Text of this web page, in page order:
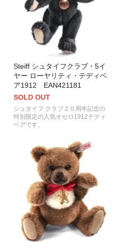
Steiff シュタイフクラブ・5イ
ヤー ローヤリティ・テディベ
ア1912 EAN421181
SOLD OUT
シュタイフ クラブ２０周年記念の
特別限定の人気オセロ1912テディ
ベアです。